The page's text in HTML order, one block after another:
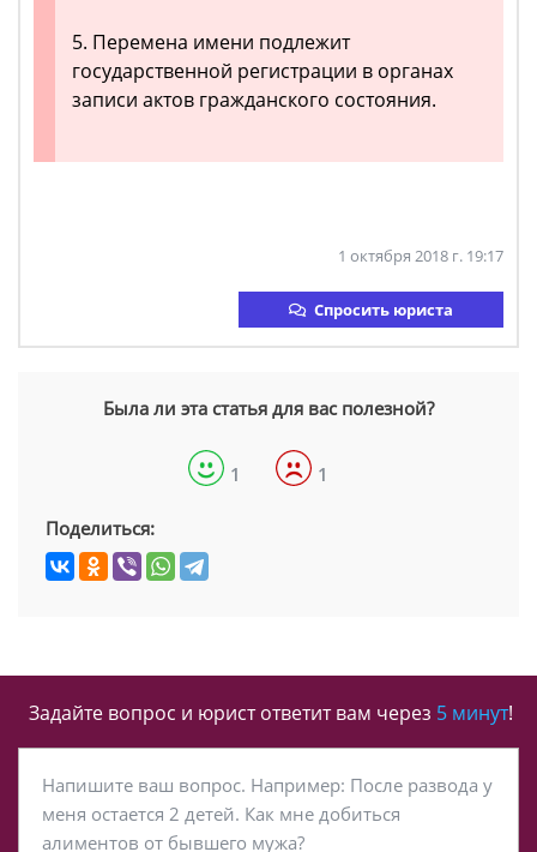
5. Перемена имени подлежит
государственной регистрации в органах
записи актов гражданского состояния.
1 октября 2018 г. 19:17
Спросить юриста
Была ли эта статья для вас полезной?
1 1
Поделиться:
Задайте вопрос и юрист ответит вам через 5 минут!